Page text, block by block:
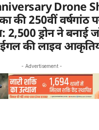
Drone
की 250वीं वर्षगांठ
ड्रोन ने बनाई
की लाइव
- Advertisement -